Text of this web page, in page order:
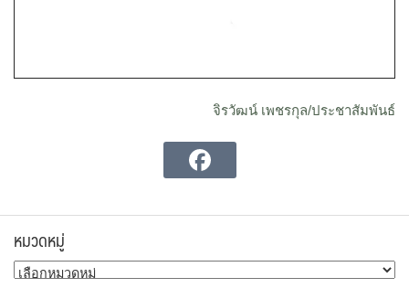
จิรวัฒน์ เพชรกุล/ประชาสัมพันธ์
หมวดหมู่
หมวด